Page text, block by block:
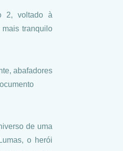
2, voltado à
tranquilo
abafadores
de uma
o herói